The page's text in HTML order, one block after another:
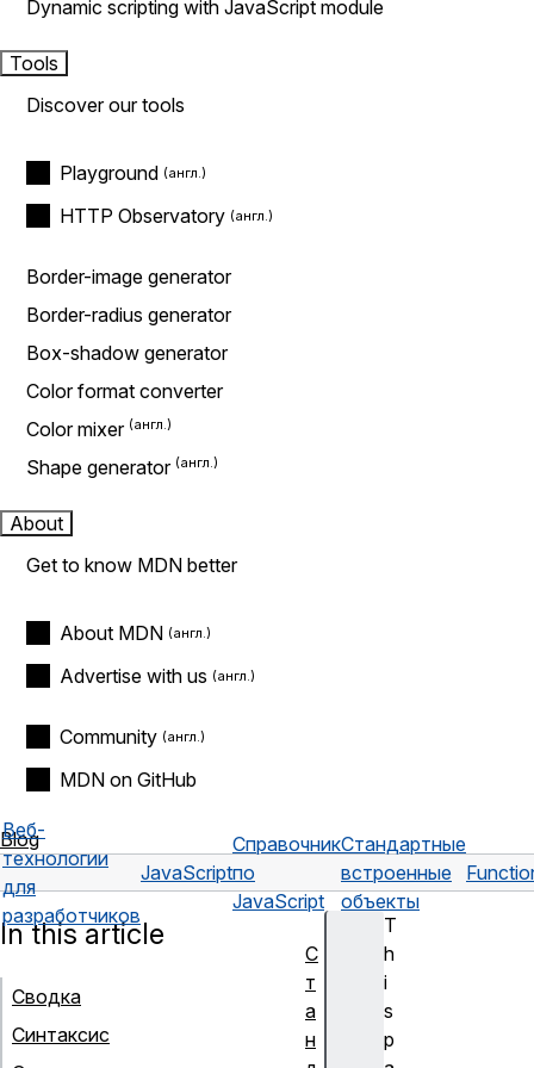
Dynamic scripting with JavaScript module
Tools
Discover our tools
Playground
HTTP Observatory
Border-image generator
Border-radius generator
Box-shadow generator
Color format converter
Color mixer
Shape generator
About
Get to know MDN better
About MDN
Advertise with us
Community
MDN on GitHub
Blog
Веб-
технологии
для
разработчиков
JavaScript
Справочник
по
JavaScript
Стандартные
встроенные
объекты
T
h
i
s
p
In this article
Сводка
Синтаксис
С
т
а
н